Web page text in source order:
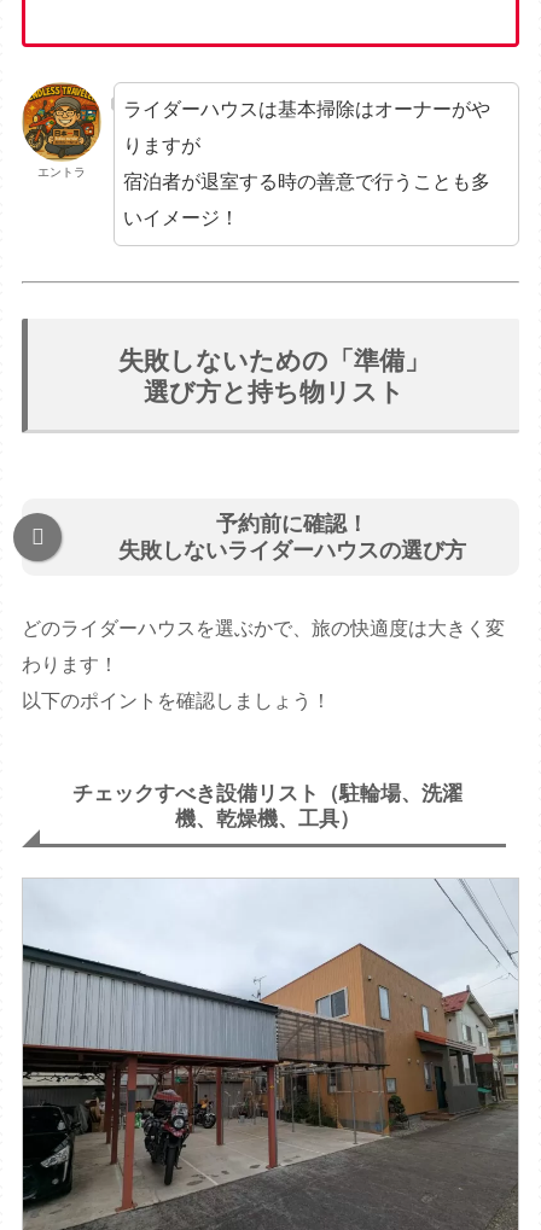
エントラ
ライダーハウスは基本掃除はオーナーがや
りますが
宿泊者が退室する時の善意で行うことも多
いイメージ！
失敗しないための「準備」
選び方と持ち物リスト
予約前に確認！
失敗しないライダーハウスの選び方
どのライダーハウスを選ぶかで、旅の快適度は大きく変
わります！
以下のポイントを確認しましょう！
チェックすべき設備リスト（駐輪場、洗濯
機、乾燥機、工具）